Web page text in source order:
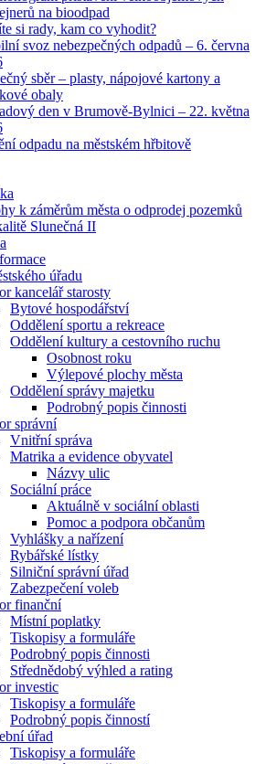
na bioodpad
si rady, kam co vyhodit?
svoz nebezpečných odpadů – 6. června
sběr – plasty, nápojové kartony a
obaly
den v Brumově-Bylnici – 22. května
odpadu na městském hřbitově
k záměrům města o odprodej pozemků
Slunečná II
úřadu
kancelář starosty
Bytové hospodářství
Oddělení sportu a rekreace
Oddělení kultury a cestovního ruchu
Osobnost roku
Výlepové plochy města
Oddělení správy majetku
Podrobný popis činnosti
správní
Vnitřní správa
Matrika a evidence obyvatel
Názvy ulic
Sociální práce
Aktuálně v sociální oblasti
Pomoc a podpora občanům
Vyhlášky a nařízení
Rybářské lístky
Silniční správní úřad
Zabezpečení voleb
finanční
Místní poplatky
Tiskopisy a formuláře
Podrobný popis činnosti
Střednědobý výhled a rating
investic
Tiskopisy a formuláře
Podrobný popis činností
úřad
Tiskopisy a formuláře